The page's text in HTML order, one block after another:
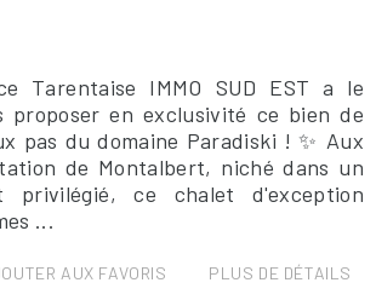
Tarentaise IMMO SUD EST a le
proposer en exclusivité ce bien de
pas du domaine Paradiski ! ✨ Aux
de Montalbert, niché dans un
privilégié, ce chalet d'exception
...
AUX FAVORIS PLUS DE DÉTAILS